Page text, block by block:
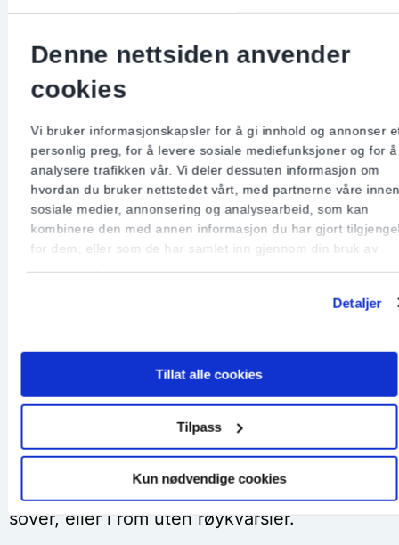
Denne nettsiden anvender
cookies
Vi bruker informasjonskapsler for å gi innhold og annonser
personlig preg, for å levere sosiale mediefunksjoner og for å
analysere trafikken vår. Vi deler dessuten informasjon om
hvordan du bruker nettstedet vårt, med partnerne våre innen
sosiale medier, annonsering og analysearbeid, som kan
kombinere den med annen informasjon du har gjort
for dem, eller som de har samlet inn gjennom din bruk av
Detaljer
Tillat alle cookies
Tilpass
Kun nødvendige cookies
Elsparkesykler, elsykler, ståbrett, ladbare
driller og mobilladere skal ikke lades mens vi
sover, eller i rom uten røykvarsler.